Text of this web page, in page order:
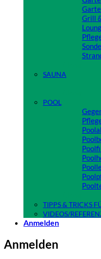
Grill
SAUNA
POOL
TIPPS & TRICKS
VIDEOS/
Anmelden
Anmelden